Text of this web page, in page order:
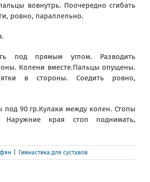
вовнутрь. Поочередно сгибать
ровно, параллельно.
под прямым углом. Разводить
Колени вместе.Пальцы опущены.
в стороны. Соедить ровно,
под 90 гр.Кулаки между колен. Стопы
Наружние края стоп поднимать,
Гимнастика для суставов